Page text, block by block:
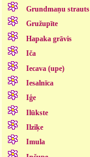
Grundmaņu strauts
Gružupīte
Hapaka grāvis
Iča
Iecava (upe)
Iesalnīca
Iģe
Ilūkste
Ilziķe
Imula